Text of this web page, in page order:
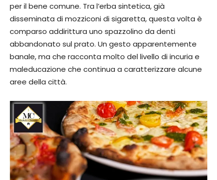
per il bene comune. Tra l’erba sintetica, già
disseminata di mozziconi di sigaretta, questa volta è
comparso addirittura uno spazzolino da denti
abbandonato sul prato. Un gesto apparentemente
banale, ma che racconta molto del livello di incuria e
maleducazione che continua a caratterizzare alcune
aree della città.